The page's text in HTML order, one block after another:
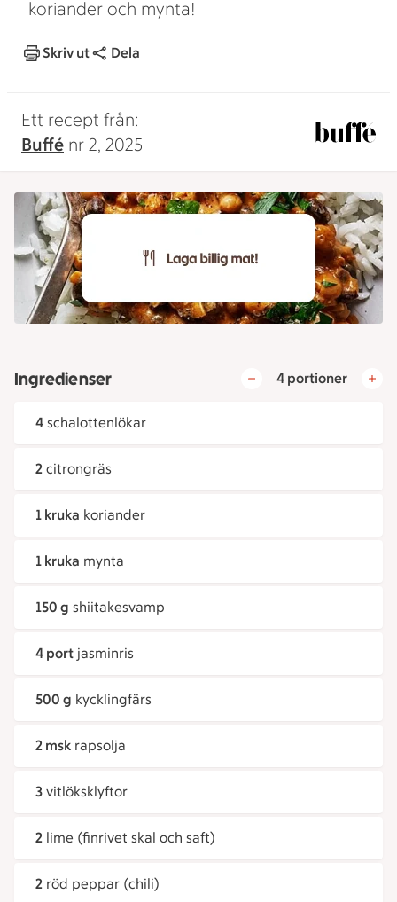
koriander och mynta!
Skriv ut Dela
Ett recept från:
Buffé nr 2, 2025
Ingredienser 4 portioner
4 schalottenlökar
2 citrongräs
1 kruka koriander
1 kruka mynta
150 g shiitakesvamp
4 port jasminris
500 g kycklingfärs
2 msk rapsolja
3 vitlöksklyftor
2 lime (finrivet skal och saft)
2 röd peppar (chili)